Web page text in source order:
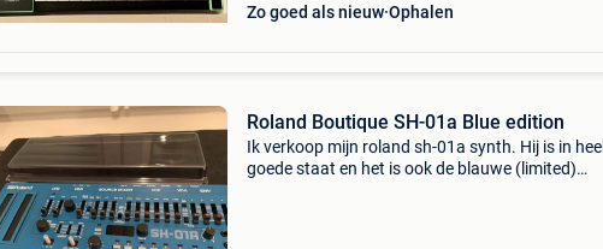
Zo goed als nieuw Ophalen
Roland Boutique SH-01a Blue edition
Ik verkoop mijn roland sh-01a synth. Hij is in heel
goede staat en het is ook de blauwe (limited)